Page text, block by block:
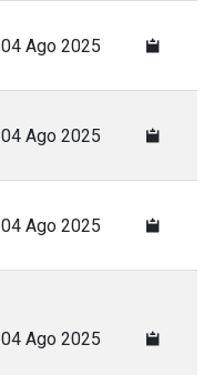
04 Ago 2025
04 Ago 2025
04 Ago 2025
04 Ago 2025